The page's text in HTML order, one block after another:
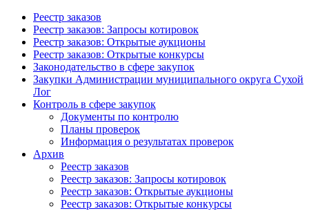
Реестр заказов
Реестр заказов: Запросы котировок
Реестр заказов: Открытые аукционы
Реестр заказов: Открытые конкурсы
Законодательство в сфере закупок
Закупки Администрации муниципального округа Сухой
Лог
Контроль в сфере закупок
Документы по контролю
Планы проверок
Информация о результатах проверок
Архив
Реестр заказов
Реестр заказов: Запросы котировок
Реестр заказов: Открытые аукционы
Реестр заказов: Открытые конкурсы